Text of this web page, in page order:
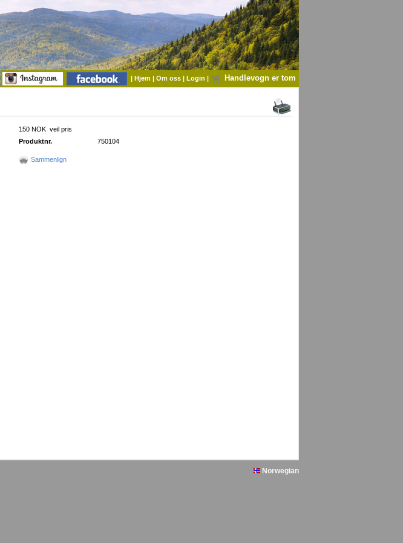
| Hjem | Om oss | Login | Handlevogn er tom
150 NOK veil pris
Produktnr.
750104
Sammenlign
Norwegian